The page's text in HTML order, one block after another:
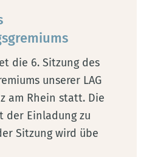
die 6. Sitzung des
unserer LAG
am Rhein statt. Die
der Einladung zu
Sitzung wird übe